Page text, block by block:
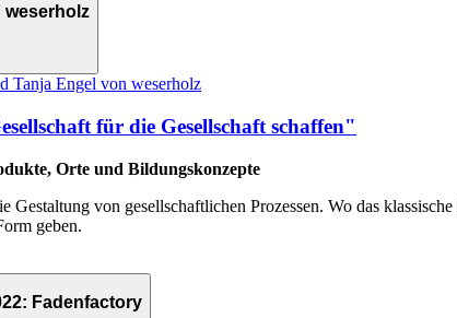
weserholz
für die Gesellschaft schaffen"
Orte und Bildungskonzepte
von gesellschaftlichen Prozessen. Wo das
geben.
Fadenfactory